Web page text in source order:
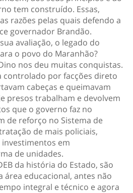
tem construído. Essas,
razões pelas quais defendo a
governador Brandão.
avaliação, o legado do
o povo do Maranhão?
nos deu muitas conquistas.
controlado por facções direto
cabeças e queimavam
presos trabalham e devolvem
que o governo faz no
de reforço no Sistema de
de mais policiais,
em
de unidades.
da história do Estado, são
área educacional, antes não
integral e técnico e agora